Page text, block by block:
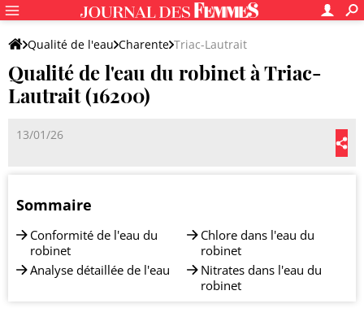
Qualité de l'eau Charente Triac-Lautrait
Qualité de l'eau du robinet à Triac-
Lautrait (16200)
13/01/26
Sommaire
Conformité de l'eau du
robinet
Analyse détaillée de l'eau
Chlore dans l'eau du
robinet
Nitrates dans l'eau du
robinet